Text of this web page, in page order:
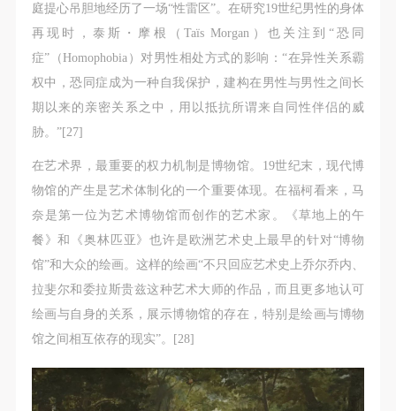
庭提心吊胆地经历了一场“性雷区”。在研究19世纪男性的身体
再现时，泰斯・摩根（Taïs Morgan）也关注到“恐同
症”（Homophobia）对男性相处方式的影响：“在异性关系霸
权中，恐同症成为一种自我保护，建构在男性与男性之间长
期以来的亲密关系之中，用以抵抗所谓来自同性伴侣的威
胁。”[27]
在艺术界，最重要的权力机制是博物馆。19世纪末，现代博
物馆的产生是艺术体制化的一个重要体现。在福柯看来，马
奈是第一位为艺术博物馆而创作的艺术家。《草地上的午
餐》和《奥林匹亚》也许是欧洲艺术史上最早的针对“博物
馆”和大众的绘画。这样的绘画“不只回应艺术史上乔尔乔内、
拉斐尔和委拉斯贵兹这种艺术大师的作品，而且更多地认可
绘画与自身的关系，展示博物馆的存在，特别是绘画与博物
馆之间相互依存的现实”。[28]